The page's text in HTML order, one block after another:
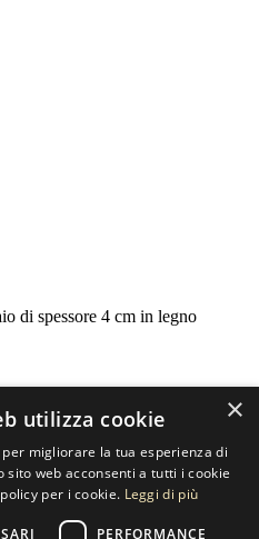
di spessore 4 cm in legno
×
utilizza cookie
migliorare la tua esperienza di
web acconsenti a tutti i cookie
per i cookie. Leggi di più
PERFORMANCE